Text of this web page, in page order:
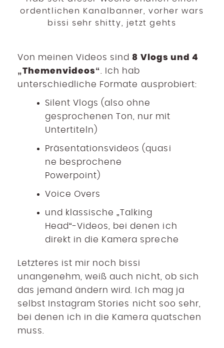
ordentlichen Kanalbanner, vorher wars
bissi sehr shitty, jetzt gehts
Von meinen Videos sind8 Vlogs und 4
„Themenvideos“ . Ich hab
unterschiedliche Formate ausprobiert:
Silent Vlogs (also ohne
gesprochenen Ton, nur mit
Untertiteln)
Präsentationsvideos (quasi
ne besprochene
Powerpoint)
Voice Overs
und klassische „Talking
Head“-Videos, bei denen ich
direkt in die Kamera spreche
Letzteres ist mir noch bissi
unangenehm, weiß auch nicht, ob sich
das jemand ändern wird. Ich mag ja
selbst Instagram Stories nicht soo sehr,
bei denen ich in die Kamera quatschen
muss.